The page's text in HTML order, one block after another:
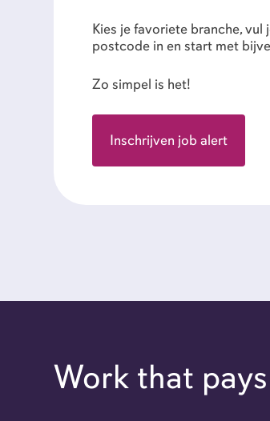
Kies je favoriete branche, vul
postcode in en start met
Zo simpel is het!
Inschrijven job alert
Work that